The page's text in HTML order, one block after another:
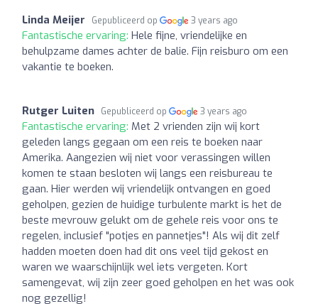
Linda Meijer Gepubliceerd op 3 years ago
Fantastische ervaring: Hele fijne, vriendelijke en
behulpzame dames achter de balie. Fijn reisburo om een
vakantie te boeken.
Rutger Luiten Gepubliceerd op 3 years ago
Fantastische ervaring: Met 2 vrienden zijn wij kort
geleden langs gegaan om een reis te boeken naar
Amerika. Aangezien wij niet voor verassingen willen
komen te staan besloten wij langs een reisbureau te
gaan. Hier werden wij vriendelijk ontvangen en goed
geholpen, gezien de huidige turbulente markt is het de
beste mevrouw gelukt om de gehele reis voor ons te
regelen, inclusief "potjes en pannetjes"! Als wij dit zelf
hadden moeten doen had dit ons veel tijd gekost en
waren we waarschijnlijk wel iets vergeten. Kort
samengevat, wij zijn zeer goed geholpen en het was ook
nog gezellig!